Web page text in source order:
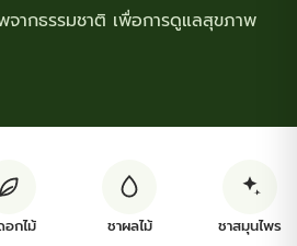
ากธรรมชาติ เพื่อการดูแลสุขภาพ
อกไม้ ชาผลไม้ ชาสมุนไพร